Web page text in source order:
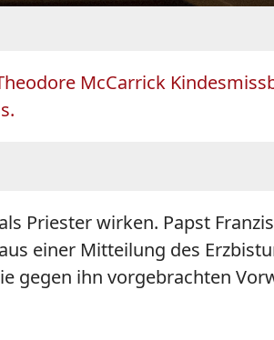
McCarrick
Priester wirken. Papst
einer Mitteilung des
gegen ihn vorgebrachten